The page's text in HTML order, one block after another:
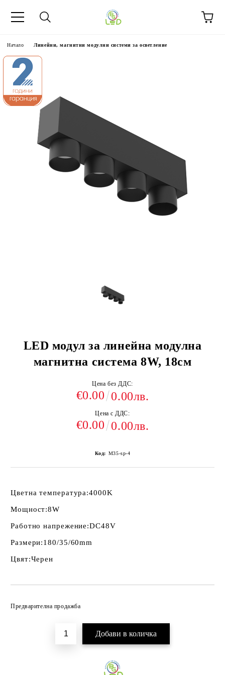
Начало Линейни, магнитни модулни системи за осветление
LED модул за линейна модулна
магнитна система 8W, 18см
Цена без ДДС:
€0.00 0.00лв.
Цена с ДДС:
€0.00 0.00лв.
Код: M35-sp-4
Цветна температура:4000K
Мощност:8W
Работно напрежение:DC48V
Размери:180/35/60mm
Цвят:Черен
Предварителна продажба